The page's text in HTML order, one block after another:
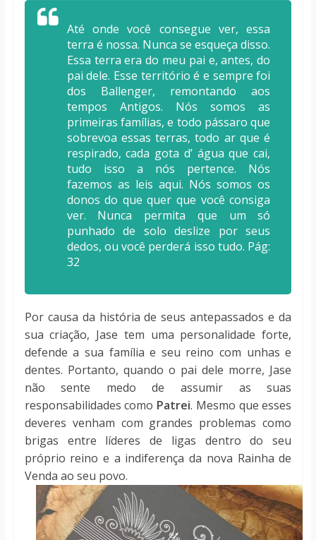
Até onde você consegue ver, essa
terra é nossa. Nunca se esqueça disso.
Essa terra era do meu pai e, antes, do
pai dele. Esse território é e sempre foi
dos Ballenger, remontando aos
tempos Antigos. Nós somos as
primeiras famílias, e todo pássaro que
sobrevoa essas terras, todo ar que é
respirado, cada gota d’ água que cai,
tudo isso a nós pertence. Nós
fazemos as leis aqui. Nós somos os
donos do que quer que você consiga
ver. Nunca permita que um só
punhado de solo deslize por seus
dedos, ou você perderá isso tudo. Pág:
32
Por causa da história de seus antepassados e da
sua criação, Jase tem uma personalidade forte,
defende a sua família e seu reino com unhas e
dentes. Portanto, quando o pai dele morre, Jase
não sente medo de assumir as suas
responsabilidades como Patrei. Mesmo que esses
deveres venham com grandes problemas como
brigas entre líderes de ligas dentro do seu
próprio reino e a indiferença da nova Rainha de
Venda ao seu povo.